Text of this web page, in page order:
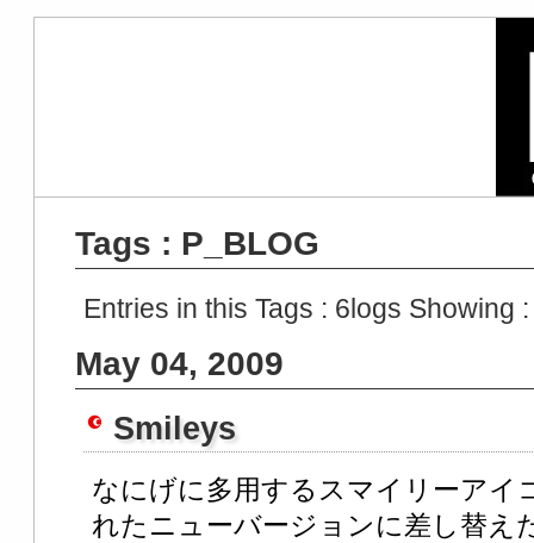
Tags : P_BLOG
Entries in this Tags : 6logs Showing
May 04, 2009
Smileys
なにげに多用するスマイリーアイ
れたニューバージョンに差し替え